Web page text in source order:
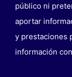
público ni
aportar
y prestaciones
información